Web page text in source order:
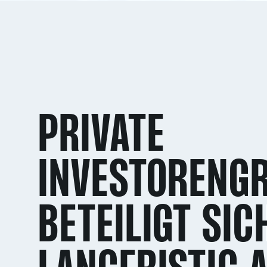
PRIVATE
BETEILIGT